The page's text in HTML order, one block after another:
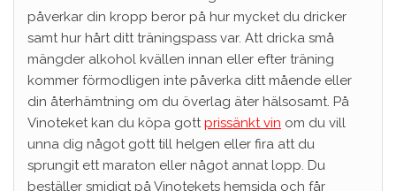
påverkar din kropp beror på hur mycket du dricker
samt hur hårt ditt träningspass var. Att dricka små
mängder alkohol kvällen innan eller efter träning
kommer förmodligen inte påverka ditt mående eller
din återhämtning om du överlag äter hälsosamt. På
Vinoteket kan du köpa gottprissänkt vin om du vill
unna dig något gott till helgen eller fira att du
sprungit ett maraton eller något annat lopp. Du
beställer smidigt på Vinotekets hemsida och får